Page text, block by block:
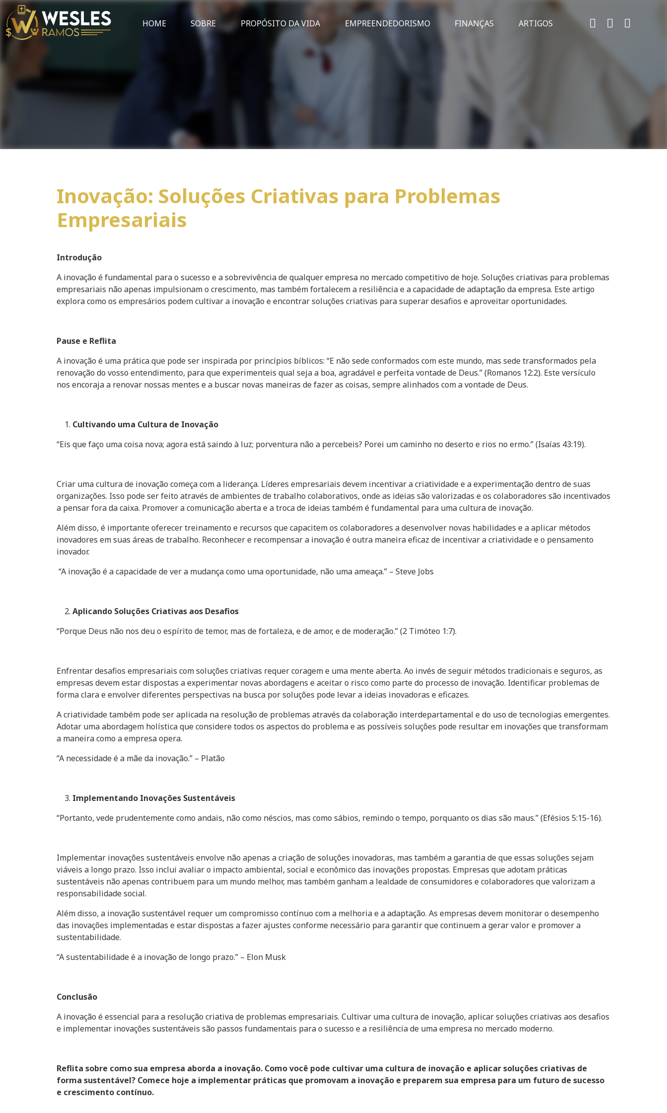
HOME SOBRE PROPÓSITO DA VIDA EMPREENDEDORISMO FINANÇAS ARTIGOS
Inovação: Soluções Criativas para Problemas
Empresariais
Introdução
A inovação é fundamental para o sucesso e a sobrevivência de qualquer empresa no mercado competitivo de hoje. Soluções criativas para problemas
empresariais não apenas impulsionam o crescimento, mas também fortalecem a resiliência e a capacidade de adaptação da empresa. Este artigo
explora como os empresários podem cultivar a inovação e encontrar soluções criativas para superar desafios e aproveitar oportunidades.
Pause e Reflita
A inovação é uma prática que pode ser inspirada por princípios bíblicos: “E não sede conformados com este mundo, mas sede transformados pela
renovação do vosso entendimento, para que experimenteis qual seja a boa, agradável e perfeita vontade de Deus.” (Romanos 12:2). Este versículo
nos encoraja a renovar nossas mentes e a buscar novas maneiras de fazer as coisas, sempre alinhados com a vontade de Deus.
Cultivando uma Cultura de Inovação
“Eis que faço uma coisa nova; agora está saindo à luz; porventura não a percebeis? Porei um caminho no deserto e rios no ermo.” (Isaías 43:19).
Criar uma cultura de inovação começa com a liderança. Líderes empresariais devem incentivar a criatividade e a experimentação dentro de suas
organizações. Isso pode ser feito através de ambientes de trabalho colaborativos, onde as ideias são valorizadas e os colaboradores são incentivados
a pensar fora da caixa. Promover a comunicação aberta e a troca de ideias também é fundamental para uma cultura de inovação.
Além disso, é importante oferecer treinamento e recursos que capacitem os colaboradores a desenvolver novas habilidades e a aplicar métodos
inovadores em suas áreas de trabalho. Reconhecer e recompensar a inovação é outra maneira eficaz de incentivar a criatividade e o pensamento
inovador.
“A inovação é a capacidade de ver a mudança como uma oportunidade, não uma ameaça.” – Steve Jobs
Aplicando Soluções Criativas aos Desafios
“Porque Deus não nos deu o espírito de temor, mas de fortaleza, e de amor, e de moderação.” (2 Timóteo 1:7).
Enfrentar desafios empresariais com soluções criativas requer coragem e uma mente aberta. Ao invés de seguir métodos tradicionais e seguros, as
empresas devem estar dispostas a experimentar novas abordagens e aceitar o risco como parte do processo de inovação. Identificar problemas de
forma clara e envolver diferentes perspectivas na busca por soluções pode levar a ideias inovadoras e eficazes.
A criatividade também pode ser aplicada na resolução de problemas através da colaboração interdepartamental e do uso de tecnologias emergentes.
Adotar uma abordagem holística que considere todos os aspectos do problema e as possíveis soluções pode resultar em inovações que transformam
a maneira como a empresa opera.
“A necessidade é a mãe da inovação.” – Platão
Implementando Inovações Sustentáveis
“Portanto, vede prudentemente como andais, não como néscios, mas como sábios, remindo o tempo, porquanto os dias são maus.” (Efésios 5:15-16).
Implementar inovações sustentáveis envolve não apenas a criação de soluções inovadoras, mas também a garantia de que essas soluções sejam
viáveis a longo prazo. Isso inclui avaliar o impacto ambiental, social e econômico das inovações propostas. Empresas que adotam práticas
sustentáveis não apenas contribuem para um mundo melhor, mas também ganham a lealdade de consumidores e colaboradores que valorizam a
responsabilidade social.
Além disso, a inovação sustentável requer um compromisso contínuo com a melhoria e a adaptação. As empresas devem monitorar o desempenho
das inovações implementadas e estar dispostas a fazer ajustes conforme necessário para garantir que continuem a gerar valor e promover a
sustentabilidade.
“A sustentabilidade é a inovação de longo prazo.” – Elon Musk
Conclusão
A inovação é essencial para a resolução criativa de problemas empresariais. Cultivar uma cultura de inovação, aplicar soluções criativas aos desafios
e implementar inovações sustentáveis são passos fundamentais para o sucesso e a resiliência de uma empresa no mercado moderno.
Reflita sobre como sua empresa aborda a inovação. Como você pode cultivar uma cultura de inovação e aplicar soluções criativas de
forma sustentável? Comece hoje a implementar práticas que promovam a inovação e preparem sua empresa para um futuro de sucesso
e crescimento contínuo.